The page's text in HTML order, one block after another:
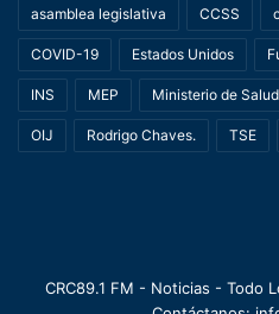
asamblea legislativa CCSS
COVID-19 Estados Unidos
INS MEP Ministerio de Salud
OIJ Rodrigo Chaves. TSE
CRC89.1 FM - Noticias - Todo